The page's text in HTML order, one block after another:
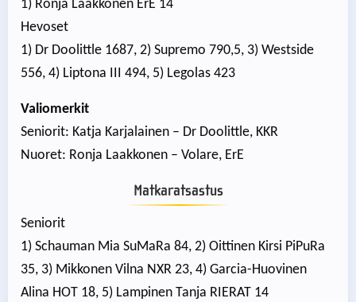
1) Ronja Laakkonen ErE 14
Hevoset
1) Dr Doolittle 1687, 2) Supremo 790,5, 3) Westside
556, 4) Liptona III 494, 5) Legolas 423
Valiomerkit
Seniorit: Katja Karjalainen – Dr Doolittle, KKR
Nuoret: Ronja Laakkonen – Volare, ErE
Matkaratsastus
Seniorit
1) Schauman Mia SuMaRa 84, 2) Oittinen Kirsi PiPuRa
35, 3) Mikkonen Vilna NXR 23, 4) Garcia-Huovinen
Alina HOT 18, 5) Lampinen Tanja RIERAT 14